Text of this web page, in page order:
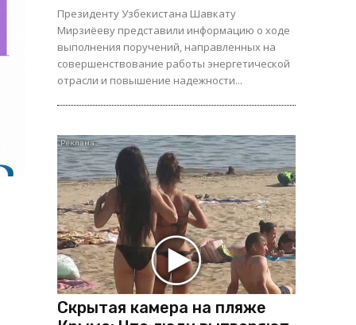
Президенту Узбекистана Шавкату
Мирзиёеву представили информацию о ходе
выполнения поручений, направленных на
совершенствование работы энергетической
отрасли и повышение надежности...
Скрытая камера на пляже